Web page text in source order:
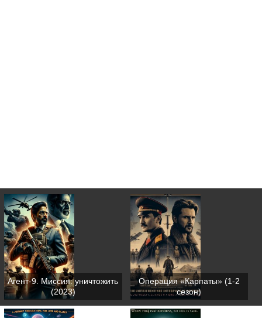
Агент-9. Миссия: уничтожить
(2023)
Операция «Карпаты» (1-2
сезон)